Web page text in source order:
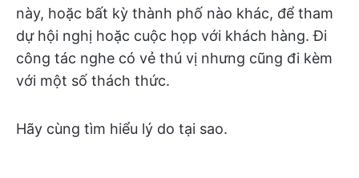
này, hoặc bất kỳ thành phố nào khác, để tham
dự hội nghị hoặc cuộc họp với khách hàng. Đi
công tác nghe có vẻ thú vị nhưng cũng đi kèm
với một số thách thức.
Hãy cùng tìm hiểu lý do tại sao.